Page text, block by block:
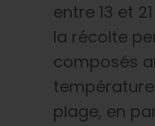
entre 13 et
la récolte
composés
plage, en